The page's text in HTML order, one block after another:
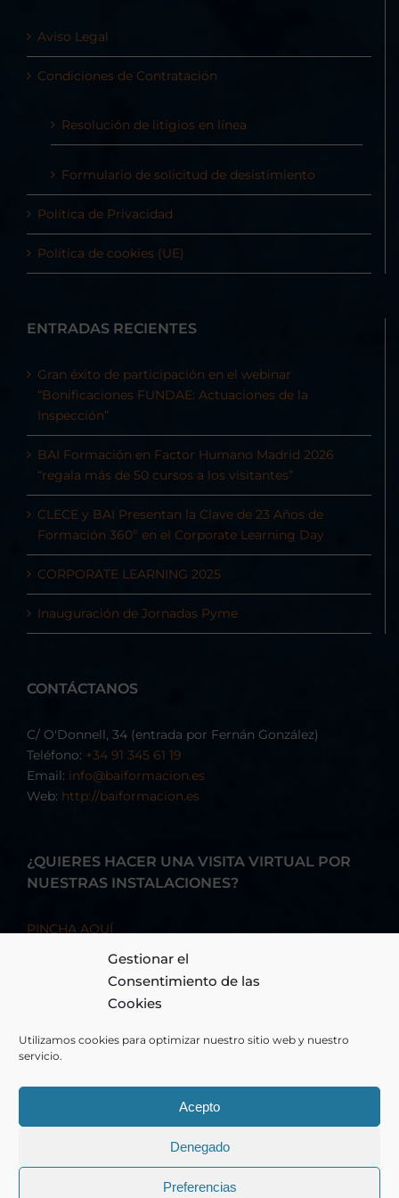
Gestionar el
Consentimiento de las
Cookies
Utilizamos cookies para optimizar nuestro sitio web y nuestro
servicio.
Acepto
Denegado
Preferencias
Aviso Legal
Condiciones de Contratación
Resolución de litigios en línea
Formulario de solicitud de desistimiento
Política de Privacidad
Política de cookies (UE)
ENTRADAS RECIENTES
Gran éxito de participación en el webinar
“Bonificaciones FUNDAE: Actuaciones de la
Inspección”
BAI Formación en Factor Humano Madrid 2026
“regala más de 50 cursos a los visitantes”
CLECE y BAI Presentan la Clave de 23 Años de
Formación 360º en el Corporate Learning Day
CORPORATE LEARNING 2025
Inauguración de Jornadas Pyme
CONTÁCTANOS
C/ O'Donnell, 34 (entrada por Fernán González)
Teléfono: +34 91 345 61 19
Email: info@baiformacion.es
Web: http://baiformacion.es
¿QUIERES HACER UNA VISITA VIRTUAL POR
NUESTRAS INSTALACIONES?
PINCHA AQUÍ
© Copyright 2026 - BAI FORMACIÓN, S.A. - Todos los derechos
reservados